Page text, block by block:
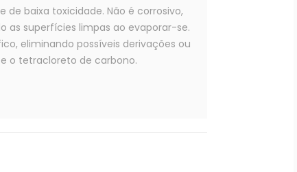
baixa toxicidade. Não é corrosivo,
as superfícies limpas ao evaporar-se.
eliminando possíveis derivações ou
o tetracloreto de carbono.